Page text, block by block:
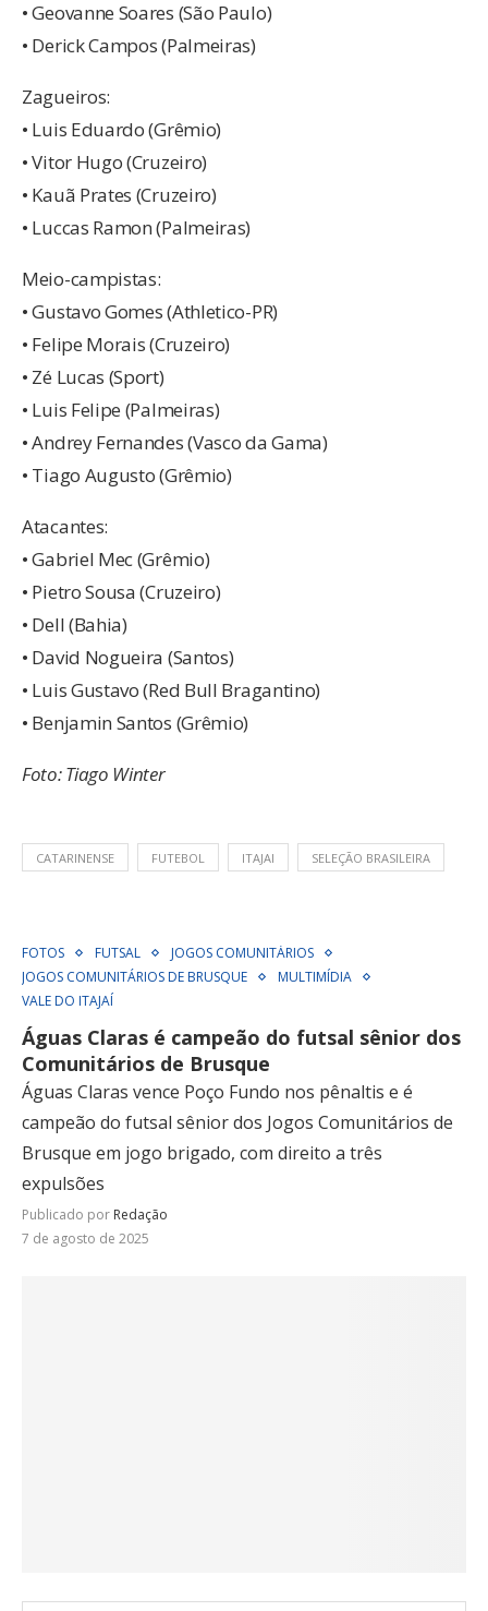
• Geovanne Soares (São Paulo)
• Derick Campos (Palmeiras)
Zagueiros:
• Luis Eduardo (Grêmio)
• Vitor Hugo (Cruzeiro)
• Kauã Prates (Cruzeiro)
• Luccas Ramon (Palmeiras)
Meio-campistas:
• Gustavo Gomes (Athletico-PR)
• Felipe Morais (Cruzeiro)
• Zé Lucas (Sport)
• Luis Felipe (Palmeiras)
• Andrey Fernandes (Vasco da Gama)
• Tiago Augusto (Grêmio)
Atacantes:
• Gabriel Mec (Grêmio)
• Pietro Sousa (Cruzeiro)
• Dell (Bahia)
• David Nogueira (Santos)
• Luis Gustavo (Red Bull Bragantino)
• Benjamin Santos (Grêmio)
Foto: Tiago Winter
CATARINENSE FUTEBOL ITAJAI SELEÇÃO BRASILEIRA
FOTOS FUTSAL
JOGOS COMUNITÁRIOS
JOGOS COMUNITÁRIOS DE BRUSQUE
MULTIMÍDIA
VALE DO ITAJAÍ
Águas Claras é campeão do futsal sênior dos
Comunitários de Brusque
Águas Claras vence Poço Fundo nos pênaltis e é
campeão do futsal sênior dos Jogos Comunitários de
Brusque em jogo brigado, com direito a três
expulsões
Publicado por Redação
7 de agosto de 2025